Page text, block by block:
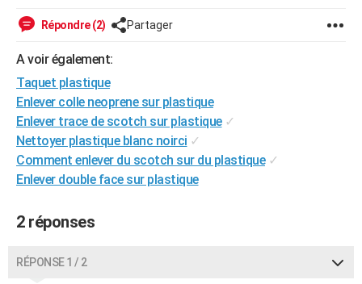
CARTE DE VOEUX
Carte de Noël
Carte Bonne année
Carte Saint-Valentin
Carte Pâques
Carte d'anniversaire
DICTIONNAIRE
Dictionnaire
Biographies
Citations
Expressions
Proverbes
PROGRAMME TV
COPAINS D'AVANT
S'inscrire
Se connecter
Lycées
Collèges
Primaires
Universités
Entreprises
Service militaire
Avis de recherche
AVIS DE DÉCÈS
Bricolage
Lifestyle
Culture
Sport
Auto
Television
Voyage
Cinema
Répondre (2) Partager
A voir également:
Taquet plastique
Enlever colle neoprene sur plastique
Enlever trace de scotch sur plastique ✓
Nettoyer plastique blanc noirci ✓
Comment enlever du scotch sur du plastique ✓
Enlever double face sur plastique
2 réponses
RÉPONSE 1 / 2